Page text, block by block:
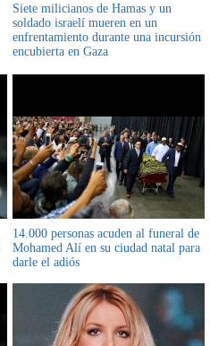
Siete milicianos de Hamas y un
soldado israelí mueren en un
enfrentamiento durante una incursión
encubierta en Gaza
14.000 personas acuden al funeral de
Mohamed Alí en su ciudad natal para
darle el adiós